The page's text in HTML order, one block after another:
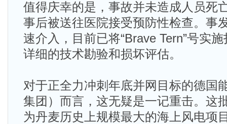
值得庆幸的是，事故并未造成人员死
事后被送往医院接受预防性检查。事
速介入，目前已将“Brave Tern”号实
详细的技术勘验和损坏评估。
对于正全力冲刺年底并网目标的德国
集团）而言，这无疑是一记重击。这
为丹麦历史上规模最大的海上风电